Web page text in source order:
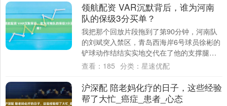
领航配资 VAR沉默背后，谁为河南
队的保级3分买单？
我把那个回放片段拖到了第90分钟，河南队
的刘斌突入禁区，青岛西海岸6号球员徐彬的
铲球动作结结实实地交代在了他的支撑腿
上。皮球还在滚动，人已经倒地，主裁判邢
查看： 185 分类： 星速优配
沪深配 陪老妈化疗的日子，这些经验
帮了大忙_癌症_患者_心态